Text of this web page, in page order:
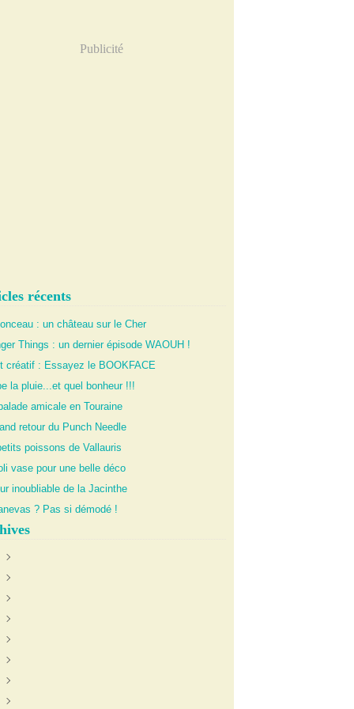
Publicité
récents
: un château sur le Cher
Things : un dernier épisode WAOUH !
créatif : Essayez le BOOKFACE
la pluie...et quel bonheur !!!
amicale en Touraine
retour du Punch Needle
poissons de Vallauris
vase pour une belle déco
inoubliable de la Jacinthe
? Pas si démodé !